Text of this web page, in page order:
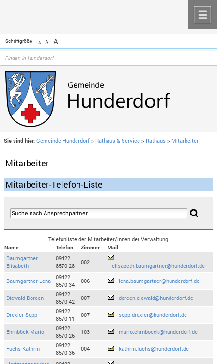
Schriftgröße A A A
Sie sind hier: Gemeinde Hunderdorf > Rathaus & Service > Rathaus > Mitarbeiter
Mitarbeiter
Mitarbeiter-Telefon-Liste
Telefonliste der Mitarbeiter/innen der Verwaltung
Name
Telefon Zimmer
Mail
Baumgartner
Elisabeth
09422
8570-28
002
elisabeth.baumgartner@hunderdorf.de
Baumgartner Lena
09422
8570-34
006 lena.baumgartner@hunderdorf.de
Diewald Doreen
09422
8570-42
007 doreen.diewald@hunderdorf.de
Drexler Sepp
09422
8570-11
007 sepp.drexler@hunderdorf.de
Ehrnböck Mario
09422
8570-26
103 mario.ehrnboeck@hunderdorf.de
Fuchs Kathrin
09422
8570-36
004 kathrin.fuchs@hunderdorf.de